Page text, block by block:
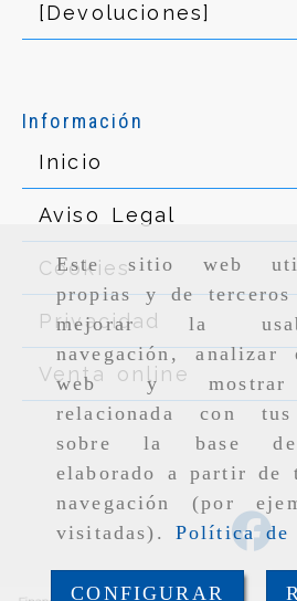
Este sitio web
propias y de
mejorar la
navegación,
web y mostrar
relacionada con tus
sobre la base
elaborado a partir de
navegación (por
visitadas). Política de
CONFIGURAR
[Devoluciones]
Información
Inicio
Aviso Legal
Cookies
Privacidad
Venta online